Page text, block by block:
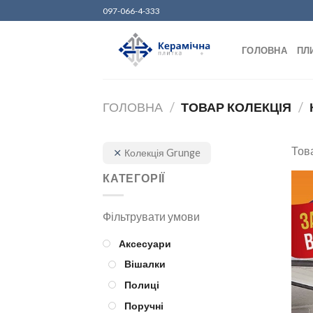
to
097-066-4-333
ГОЛОВНА
ГОЛОВНА / ТОВАР КОЛЕКЦІЯ /
Колекція Grunge
КАТЕГОРІЇ
Аксесуари
Вішалки
Полиці
Поручні